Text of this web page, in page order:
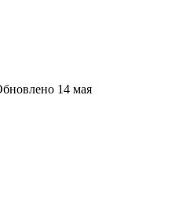
14 мая